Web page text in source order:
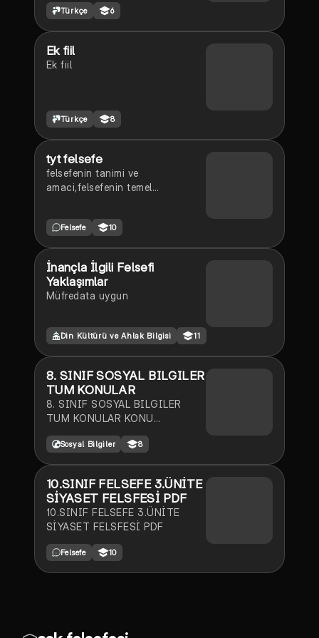
Türkçe 6
Ek fiil
Ek fiil
Türkçe 8
tyt felsefe
felsefenin tanimi ve
amaci,felsefenin temel
Felsefe 10
İnançla İlgili Felsefi
Yaklaşımlar
Müfredata uygun
Din Kültürü ve Ahlak Bilgisi 11
8. SINIF SOSYAL BILGILER
TUM KONULAR
8. SINIF SOSYAL BILGILER
TUM KONULAR KONU
Sosyal Bilgiler 8
10.SINIF FELSEFE 3.ÜNİTE
SİYASET FELSFESİ PDF
10.SINIF FELSEFE 3.ÜNİTE
SİYASET FELSFESİ PDF
Felsefe 10